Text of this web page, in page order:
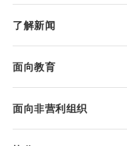
转换电子表格
了解新闻
面向教育
适用于教育人士
面向非营利组织